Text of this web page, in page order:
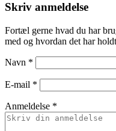
Skriv anmeldelse
Fortæl gerne hvad du har
med og hvordan det har
Navn *
E-mail *
Anmeldelse *